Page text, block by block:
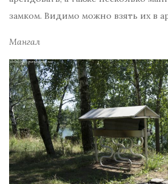
замком. Видимо можно взять их в
Мангал